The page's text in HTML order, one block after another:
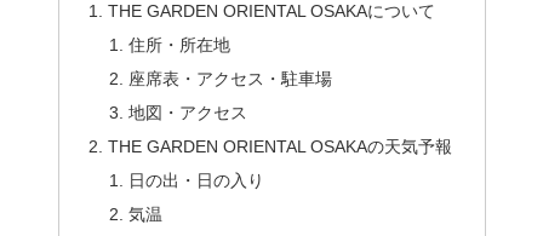
THE GARDEN ORIENTAL OSAKAについて
住所・所在地
座席表・アクセス・駐車場
地図・アクセス
THE GARDEN ORIENTAL OSAKAの天気予報
日の出・日の入り
気温